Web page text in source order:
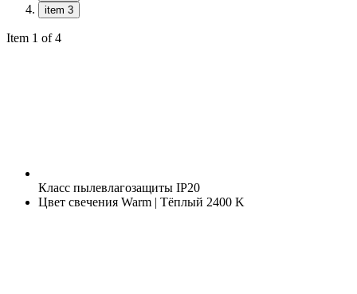
item 3
Item 1 of 4
Класс пылевлагозащиты IP20
Цвет свечения Warm | Тёплый 2400 K